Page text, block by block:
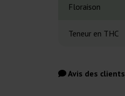
Floraison
Teneur en THC
Avis des clients